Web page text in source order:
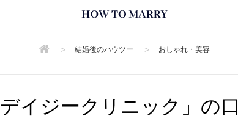
> 結婚後のハウツー > おしゃれ・美容
イジークリニック」の口